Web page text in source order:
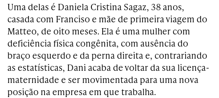
Uma delas é Daniela Cristina Sagaz, 38 anos,
casada com Franciso e mãe de primeira viagem do
Matteo, de oito meses. Ela é uma mulher com
deficiência física congênita, com ausência do
braço esquerdo e da perna direita e, contrariando
as estatísticas, Dani acaba de voltar da sua licença-
maternidade e ser movimentada para uma nova
posição na empresa em que trabalha.